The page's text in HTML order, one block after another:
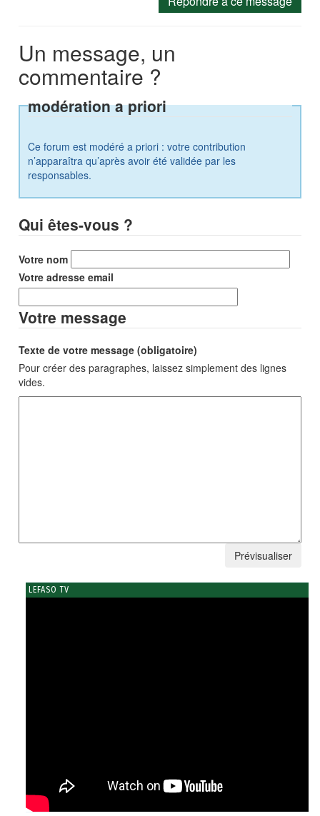
Un message, un
commentaire ?
modération a priori
Ce forum est modéré a priori : votre contribution
n’apparaîtra qu’après avoir été validée par les
responsables.
Qui êtes-vous ?
Votre nom
Votre adresse email
Votre message
Texte de votre message (obligatoire)
Pour créer des paragraphes, laissez simplement des lignes
vides.
LEFASO TV